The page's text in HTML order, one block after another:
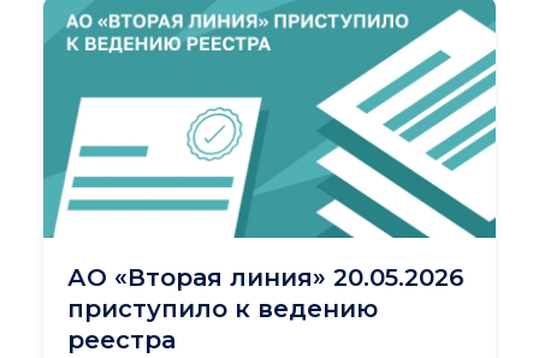
АО «Вторая линия» 20.05.2026
приступило к ведению
реестра